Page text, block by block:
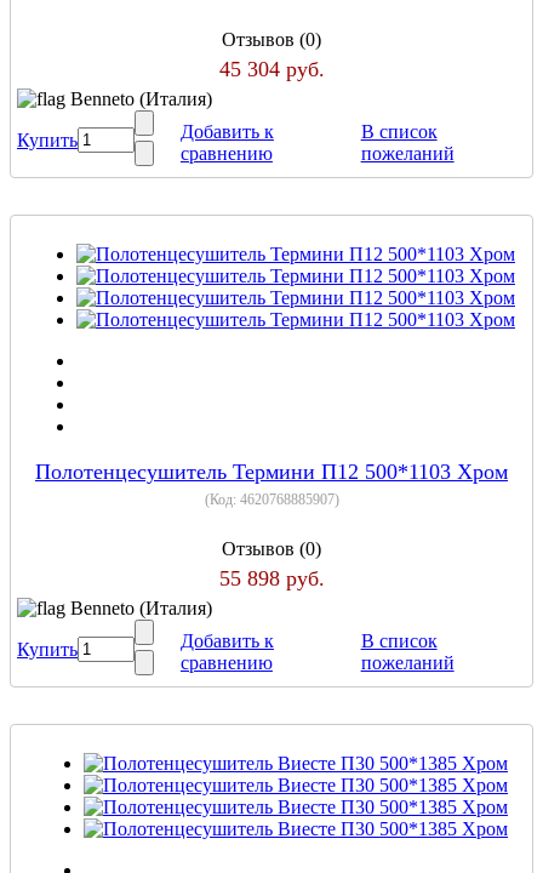
Отзывов (0)
45 304 руб.
Benneto (Италия)
Купить
Добавить к
сравнению
В список
пожеланий
Полотенцесушитель Термини П12 500*1103 Хром
(Код: 4620768885907)
Отзывов (0)
55 898 руб.
Benneto (Италия)
Купить
Добавить к
сравнению
В список
пожеланий